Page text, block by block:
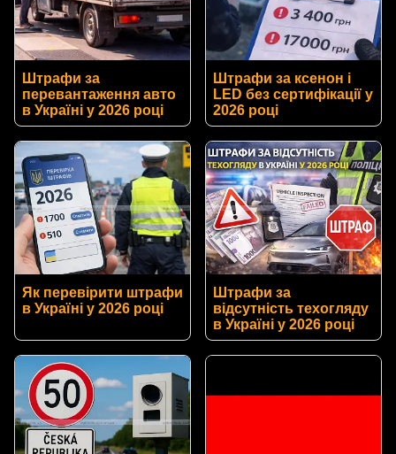
Штрафи за
перевантаження авто
в Україні у 2026 році
Штрафи за ксенон і
LED без сертифікації у
2026 році
Як перевірити штрафи
в Україні у 2026 році
Штрафи за
відсутність техогляду
в Україні у 2026 році